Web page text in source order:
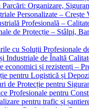
Parcări: Organizare,
Personalizate –
Profesională –
de Protecție – Stâlpi,
cu Soluții Profesionale
Industriale de Înaltă
economici și rezistenți –
pentru Logistică și
de Protecție pentru
Profesionale pentru
pentru trafic și